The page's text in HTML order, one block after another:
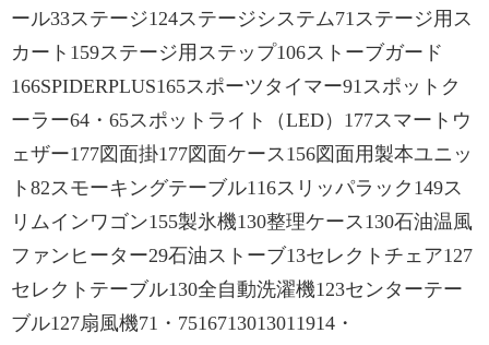
ール33ステージ124ステージシステム71ステージ用ス
カート159ステージ用ステップ106ストーブガード
166SPIDERPLUS165スポーツタイマー91スポットク
ーラー64・65スポットライト（LED）177スマートウ
ェザー177図面掛177図面ケース156図面用製本ユニッ
ト82スモーキングテーブル116スリッパラック149ス
リムインワゴン155製氷機130整理ケース130石油温風
ファンヒーター29石油ストーブ13セレクトチェア127
セレクトテーブル130全自動洗濯機123センターテー
ブル127扇風機71・7516713013011914・